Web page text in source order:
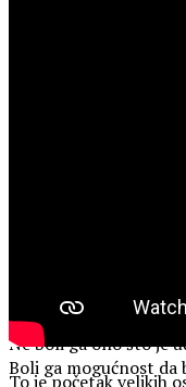
To je početak velikih
drugima.
Ne boli ga ono što je
Boli ga mogućnost da